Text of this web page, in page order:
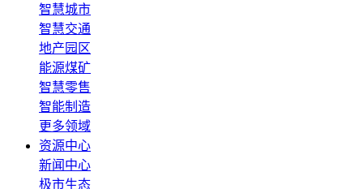
智慧城市
智慧交通
地产园区
能源煤矿
智慧零售
智能制造
更多领域
资源中心
新闻中心
极市生态